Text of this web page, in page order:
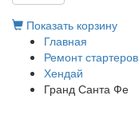
Показать корзину
Главная
Ремонт стартеров
Хендай
Гранд Санта Фе